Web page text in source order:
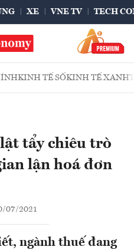
XE VNE TV TECH
KINH TẾ SỐKINH TẾ XANH
tẩy chiêu trò
lận hoá đơn
07/2021
ngành thuế đang